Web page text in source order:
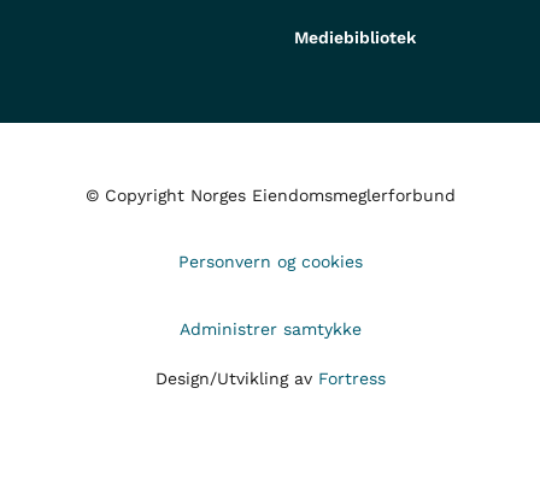
Mediebibliotek
© Copyright Norges Eiendomsmeglerforbund
Personvern og cookies
Administrer samtykke
Design/Utvikling av Fortress